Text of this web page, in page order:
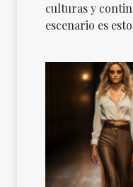
culturas y
escenario es